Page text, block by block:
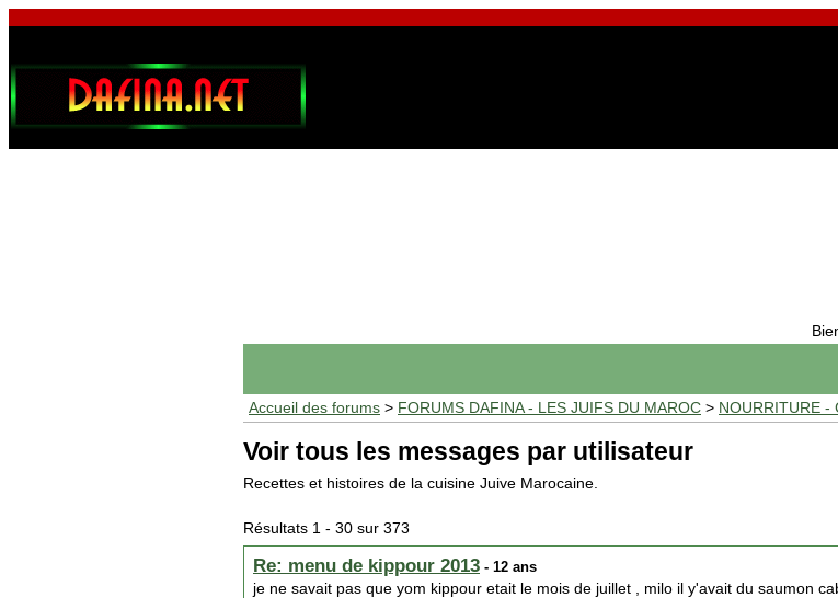
Accueil des forums > FORUMS DAFINA - LES JUIFS DU MAROC > NOURRITURE -
Voir tous les messages par utilisateur
Recettes et histoires de la cuisine Juive Marocaine.
Résultats 1 - 30 sur 373
Re: menu de kippour 2013 - 12 ans
je ne savait pas que yom kippour etait le mois de juillet , milo il y'avait du saumon